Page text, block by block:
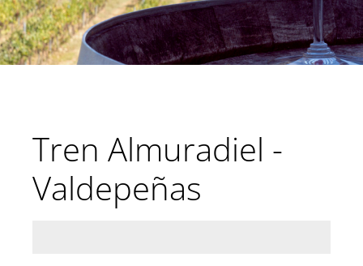
Tren Almuradiel -
Valdepeñas